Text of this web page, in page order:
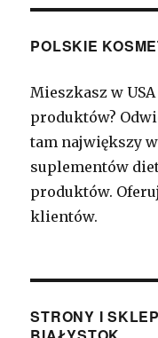
POLSKIE
Mieszkasz w
produktów?
tam największy
suplementów
produktów.
klientów.
STRONY I